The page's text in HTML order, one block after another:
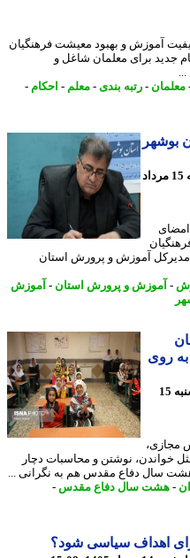
آموزش و بهبود معیشت فرهنگیان
برای معلمان شاغل و
-رتبه بندی -معلم-احکام-
پیش - پنجشنبه 15 مرداد
آموزش و پرورش استان
آموزش و پرورش استان-آموزش
- پنجشنبه 15
نوشتن و محاسبات دچار
سال دفاع مقدس هم به نگرانی ...
هشت سال دفاع مقدس-
اهداف سیاسی شود؟